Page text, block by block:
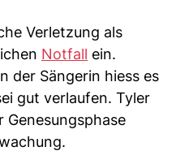
Verletzung als
Notfall ein.
der Sängerin hiess es
gut verlaufen. Tyler
Genesungsphase